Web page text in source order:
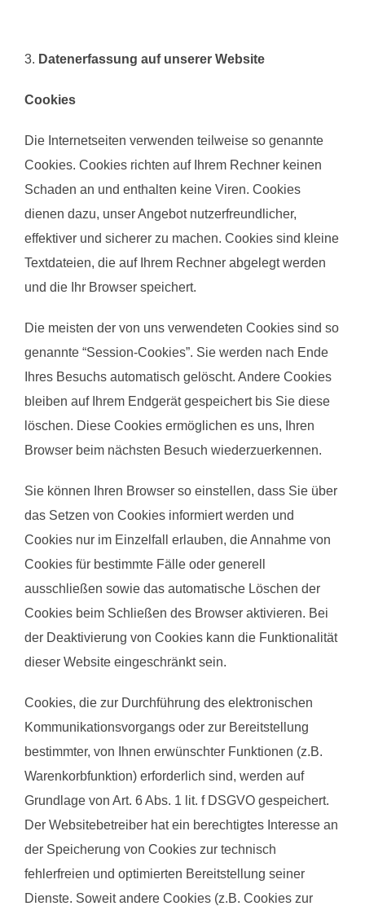
3. Datenerfassung auf unserer Website
Cookies
Die Internetseiten verwenden teilweise so genannte
Cookies. Cookies richten auf Ihrem Rechner keinen
Schaden an und enthalten keine Viren. Cookies
dienen dazu, unser Angebot nutzerfreundlicher,
effektiver und sicherer zu machen. Cookies sind kleine
Textdateien, die auf Ihrem Rechner abgelegt werden
und die Ihr Browser speichert.
Die meisten der von uns verwendeten Cookies sind so
genannte “Session-Cookies”. Sie werden nach Ende
Ihres Besuchs automatisch gelöscht. Andere Cookies
bleiben auf Ihrem Endgerät gespeichert bis Sie diese
löschen. Diese Cookies ermöglichen es uns, Ihren
Browser beim nächsten Besuch wiederzuerkennen.
Sie können Ihren Browser so einstellen, dass Sie über
das Setzen von Cookies informiert werden und
Cookies nur im Einzelfall erlauben, die Annahme von
Cookies für bestimmte Fälle oder generell
ausschließen sowie das automatische Löschen der
Cookies beim Schließen des Browser aktivieren. Bei
der Deaktivierung von Cookies kann die Funktionalität
dieser Website eingeschränkt sein.
Cookies, die zur Durchführung des elektronischen
Kommunikationsvorgangs oder zur Bereitstellung
bestimmter, von Ihnen erwünschter Funktionen (z.B.
Warenkorbfunktion) erforderlich sind, werden auf
Grundlage von Art. 6 Abs. 1 lit. f DSGVO gespeichert.
Der Websitebetreiber hat ein berechtigtes Interesse an
der Speicherung von Cookies zur technisch
fehlerfreien und optimierten Bereitstellung seiner
Dienste. Soweit andere Cookies (z.B. Cookies zur